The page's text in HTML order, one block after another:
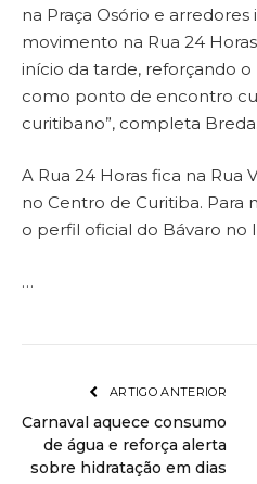
na Praça Osório e
movimento na Rua 24
início da tarde, reforçando
como ponto de encontro
curitibano”, completa Breda.
A Rua 24 Horas fica na Rua
no Centro de Curitiba. Para
o perfil oficial do Bávaro no
…
ARTIGO ANTERIOR
Carnaval aquece consumo
de água e reforça alerta
sobre hidratação em dias